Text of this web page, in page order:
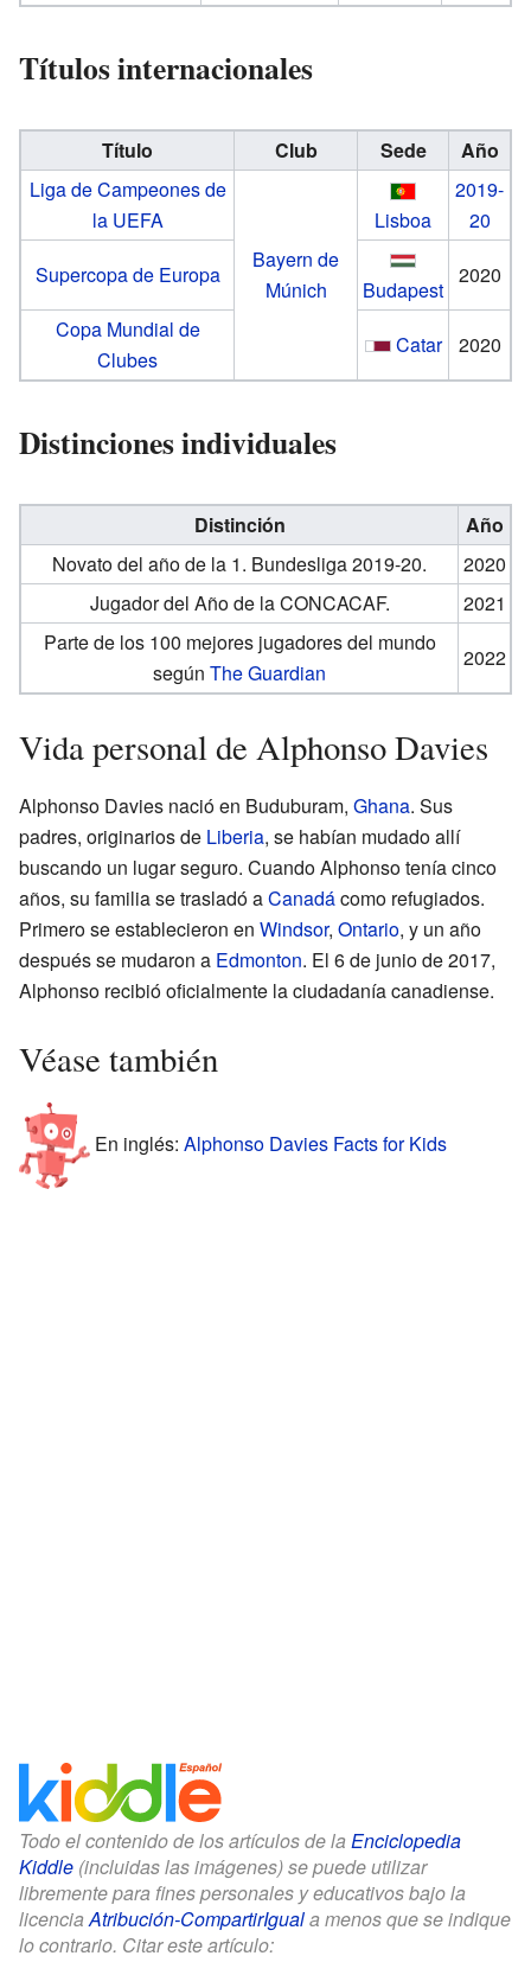
Títulos internacionales
Título Club Sede
Año
Liga de Campeones de
la UEFA
Bayern de
Múnich
Lisboa
2019-
20
Supercopa de Europa
Budapest
2020
Copa Mundial de
Clubes
Catar 2020
Distinciones individuales
Distinción
Año
Novato del año de la 1. Bundesliga 2019-20.
2020
Jugador del Año de la CONCACAF.
2021
Parte de los 100 mejores jugadores del mundo
según The Guardian
2022
Vida personal de Alphonso Davies
Alphonso Davies nació en Buduburam, Ghana. Sus
padres, originarios de Liberia, se habían mudado allí
buscando un lugar seguro. Cuando Alphonso tenía cinco
años, su familia se trasladó aCanadácomo refugiados.
Primero se establecieron en Windsor, Ontario, y un año
después se mudaron a Edmonton. El 6 de junio de 2017,
Alphonso recibió oficialmente la ciudadanía canadiense.
Véase también
En inglés: Alphonso Davies Facts for Kids
Todo el contenido de los artículos de la Enciclopedia
Kiddle (incluidas las imágenes) se puede utilizar
libremente para fines personales y educativos bajo la
licencia Atribución-CompartirIguala menos que se indique
lo contrario. Citar este artículo: